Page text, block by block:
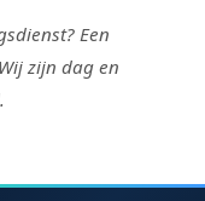
Een
zijn dag en